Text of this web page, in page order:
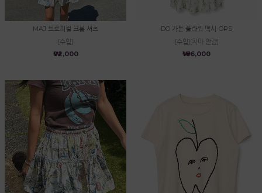
MAJ 트로피컬 크롭 셔츠
[수입]
₩92,000
DO 가든 플라워 맥시-OPS
[수입][치마 안감]
₩166,000